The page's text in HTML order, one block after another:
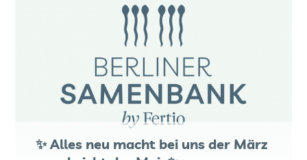
✨ Alles neu macht bei uns der März